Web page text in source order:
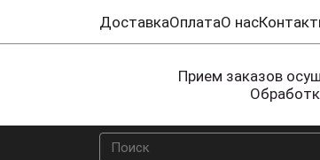
ДоставкаОплатаО нас
Прием заказов